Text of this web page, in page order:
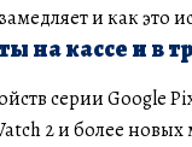
и как это
на кассе и в
серии Google
2 и более новых